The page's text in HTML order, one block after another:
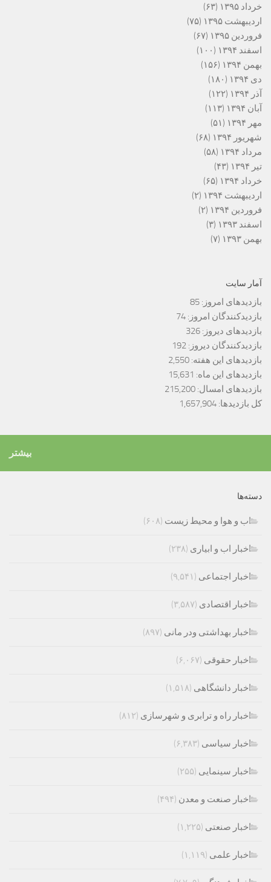
خرداد ۱۳۹۵
(۶۳)
اردیبهشت ۱۳۹۵
(۷۵)
فروردین ۱۳۹۵
(۶۷)
اسفند ۱۳۹۴
(۱۰۰)
بهمن ۱۳۹۴
(۱۵۶)
دی ۱۳۹۴
(۱۸۰)
آذر ۱۳۹۴
(۱۲۲)
آبان ۱۳۹۴
(۱۱۳)
مهر ۱۳۹۴
(۵۱)
شهریور ۱۳۹۴
(۶۸)
مرداد ۱۳۹۴
(۵۸)
تیر ۱۳۹۴
(۴۳)
خرداد ۱۳۹۴
(۶۵)
اردیبهشت ۱۳۹۴
(۲)
فروردین ۱۳۹۴
(۲)
اسفند ۱۳۹۳
(۳)
بهمن ۱۳۹۳
(۷)
آمار سایت
بازدیدهای امروز: 85
بازدیدکنندگان امروز: 74
بازدیدهای دیروز: 326
بازدیدکنندگان دیروز: 192
بازدیدهای این هفته: 2,550
بازدیدهای این ماه: 15,631
بازدیدهای امسال: 215,200
کل بازدیدها: 1,657,904
بیشتر
دسته‌ها
اب و هوا و محیط زیست (۶۰۸)
اخبار اب و ابیاری (۲۳۸)
اخبار اجتماعی (۹,۵۴۱)
اخبار اقتصادی (۳,۵۸۷)
اخبار بهداشتی ودر مانی (۸۹۷)
اخبار حقوقی (۶,۰۶۷)
اخبار دانشگاهی (۱,۵۱۸)
اخبار راه و ترابری و شهرسازی (۸۱۲)
اخبار سیاسی (۶,۳۸۳)
اخبار سینمایی (۲۵۵)
اخبار صنعت و معدن (۴۹۴)
اخبار صنعتی (۱,۲۲۵)
اخبار علمی (۱,۱۱۹)